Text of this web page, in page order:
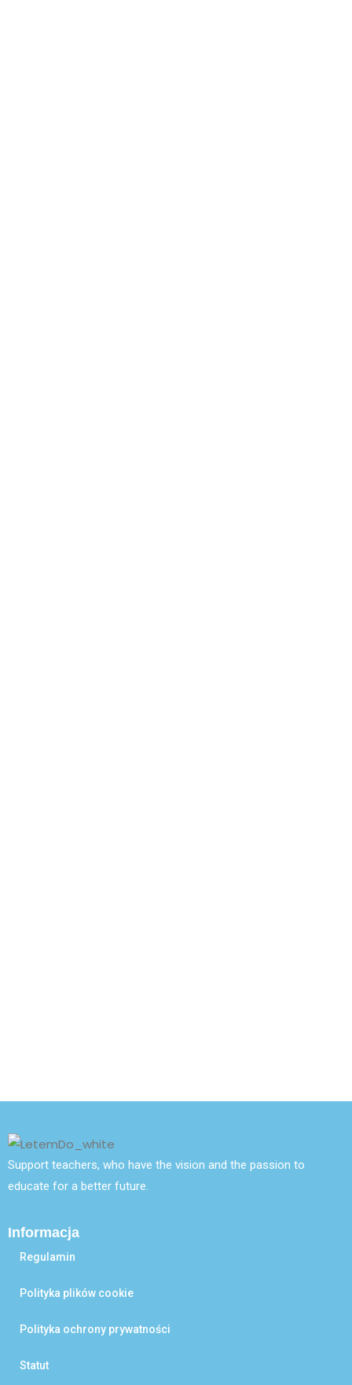
Support teachers, who have the vision and the passion to
educate for a better future.
Informacja
Regulamin
Polityka plików cookie
Polityka ochrony prywatności
Statut